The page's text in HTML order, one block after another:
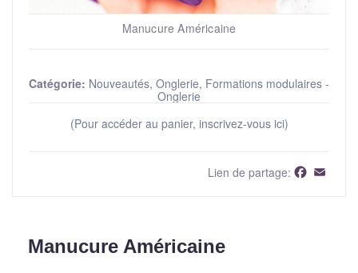
Manucure Américaine
Catégorie: Nouveautés, Onglerie, Formations modulaires -
Onglerie
(Pour accéder au panier, inscrivez-vous ici)
Lien de partage: Facebook
Manucure Américaine